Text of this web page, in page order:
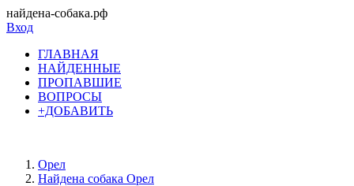
найдена-собака.рф
Вход
ГЛАВНАЯ
НАЙДЕННЫЕ
ПРОПАВШИЕ
ВОПРОСЫ
+ДОБАВИТЬ
Орел
Найдена собака Орел